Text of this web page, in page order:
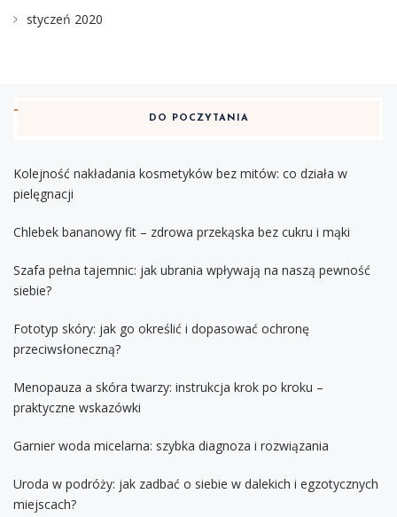
styczeń 2020
DO POCZYTANIA
Kolejność nakładania kosmetyków bez mitów: co działa w
pielęgnacji
Chlebek bananowy fit – zdrowa przekąska bez cukru i mąki
Szafa pełna tajemnic: jak ubrania wpływają na naszą pewność
siebie?
Fototyp skóry: jak go określić i dopasować ochronę
przeciwsłoneczną?
Menopauza a skóra twarzy: instrukcja krok po kroku –
praktyczne wskazówki
Garnier woda micelarna: szybka diagnoza i rozwiązania
Uroda w podróży: jak zadbać o siebie w dalekich i egzotycznych
miejscach?